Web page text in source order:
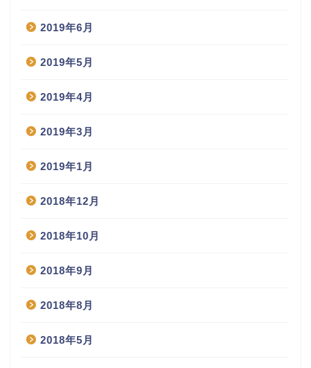
2019年6月
2019年5月
2019年4月
2019年3月
2019年1月
2018年12月
2018年10月
2018年9月
2018年8月
2018年5月